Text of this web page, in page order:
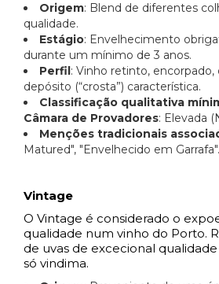
Origem: Blend de diferentes
qualidade.
Estágio: Envelhecimento
durante um mínimo de 3 anos.
Perfil : Vinho retinto,
depósito (“crosta”) característica.
Classificação qualitativa
Câmara de Provadores: Elevada
Menções tradicionais
Matured", "Envelhecido em Garrafa".
Vintage
O Vintage é considerado o
qualidade num vinho do Porto.
de uvas de excecional
só vindima.